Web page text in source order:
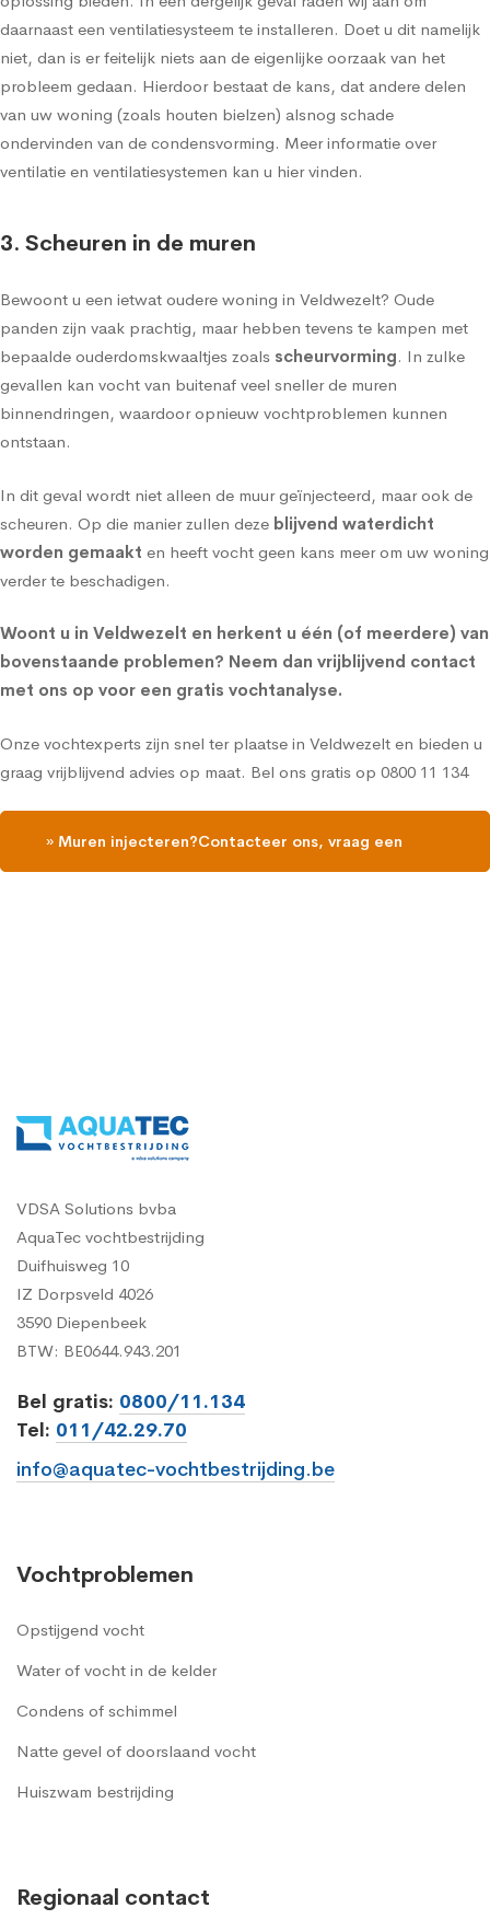
daarnaast een ventilatiesysteem te installeren. Doet u dit namelijk
niet, dan is er feitelijk niets aan de eigenlijke oorzaak van het
probleem gedaan. Hierdoor bestaat de kans, dat andere delen
van uw woning (zoals houten bielzen) alsnog schade
ondervinden van de condensvorming. Meer informatie over
ventilatie en ventilatiesystemen kan u hier vinden.
3. Scheuren in de muren
Bewoont u een ietwat oudere woning in Veldwezelt? Oude
panden zijn vaak prachtig, maar hebben tevens te kampen met
bepaalde ouderdomskwaaltjes zoals scheurvorming. In zulke
gevallen kan vocht van buitenaf veel sneller de muren
binnendringen, waardoor opnieuw vochtproblemen kunnen
ontstaan.
In dit geval wordt niet alleen de muur geïnjecteerd, maar ook de
scheuren. Op die manier zullen deze blijvend waterdicht
worden gemaakt en heeft vocht geen kans meer om uw woning
verder te beschadigen.
Woont u in Veldwezelt en herkent u één (of meerdere) van
bovenstaande problemen? Neem dan vrijblijvend contact
met ons op voor een gratis vochtanalyse.
Onze vochtexperts zijn snel ter plaatse in Veldwezelt en bieden u
graag vrijblijvend advies op maat. Bel ons gratis op 0800 11 134
» Muren injecteren?Contacteer ons, vraag een
VDSA Solutions bvba
AquaTec vochtbestrijding
Duifhuisweg 10
IZ Dorpsveld 4026
3590 Diepenbeek
BTW: BE0644.943.201
Bel gratis: 0800/11.134
Tel: 011/42.29.70
info@aquatec-vochtbestrijding.be
Vochtproblemen
Opstijgend vocht
Water of vocht in de kelder
Condens of schimmel
Natte gevel of doorslaand vocht
Huiszwam bestrijding
Regionaal contact